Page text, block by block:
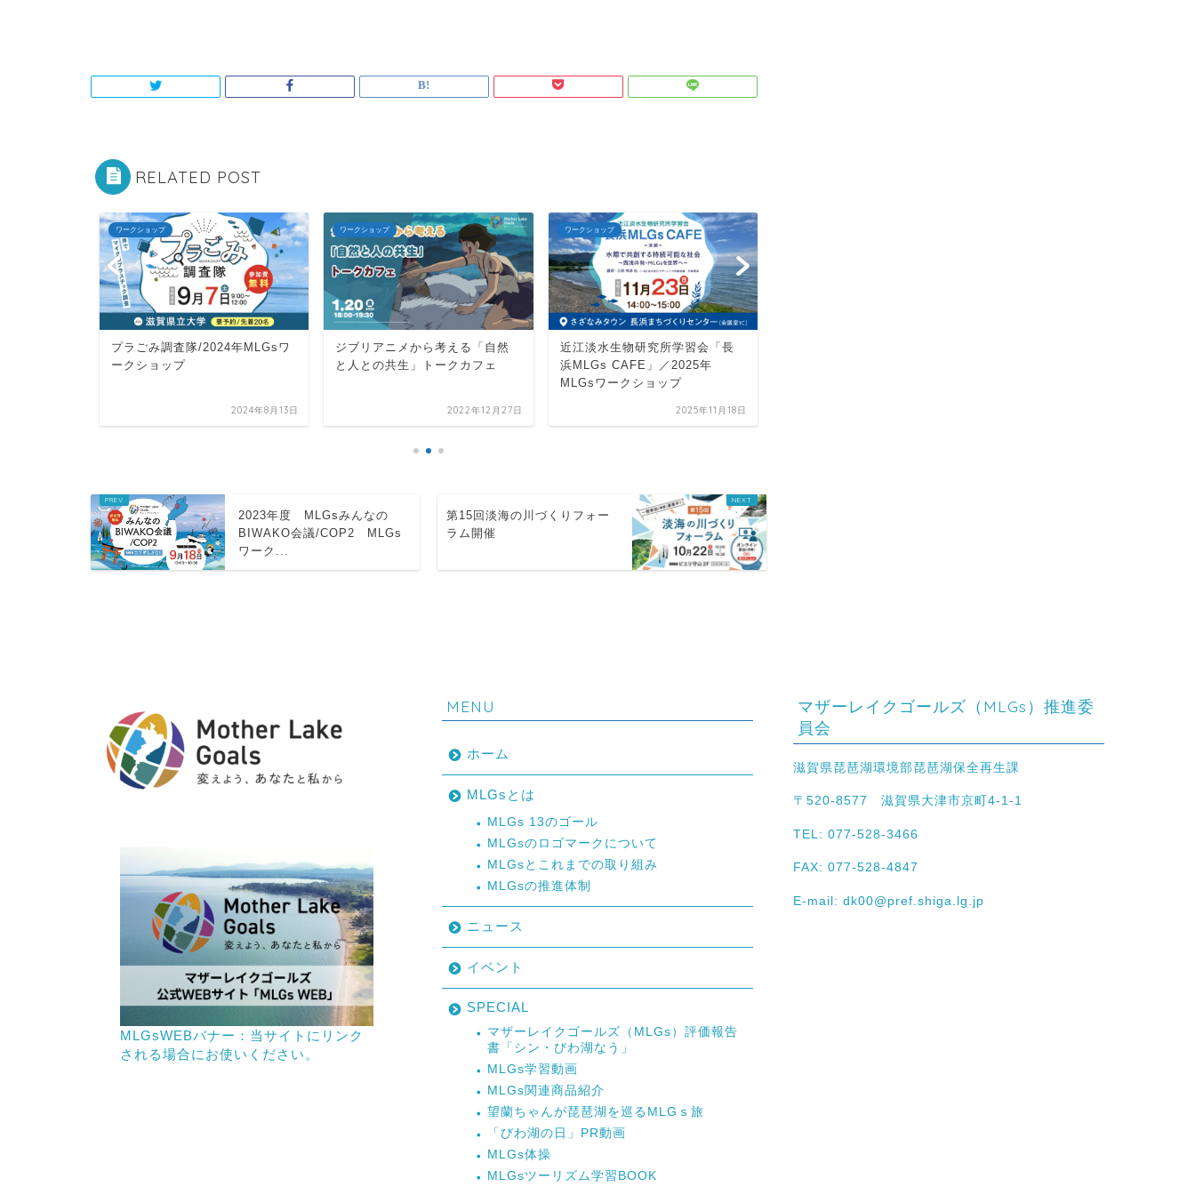
RELATED POST
ワークショップ
プラごみ調査隊/2024年MLGsワ
ークショップ
2024年8月13日
ワークショップ
ジブリアニメから考える「自然
と人との共生」トークカフェ
2022年12月27日
ワークショップ
近江淡水生物研究所学習会「長
浜MLGs CAFE」／2025年
MLGsワークショップ
2025年11月18日
2023年度 MLGsみんなの
BIWAKO会議/COP2 MLGs
ワーク...
第15回淡海の川づくりフォー
ラム開催
MLGsWEBバナー：当サイトにリンク
される場合にお使いください。
MENU
ホーム
MLGsとは
MLGs 13のゴール
MLGsのロゴマークについて
MLGsとこれまでの取り組み
MLGsの推進体制
ニュース
イベント
SPECIAL
マザーレイクゴールズ（MLGs）評価報告
書「シン・びわ湖なう」
MLGs学習動画
MLGs関連商品紹介
望蘭ちゃんが琵琶湖を巡るMLGｓ旅
「びわ湖の日」PR動画
MLGs体操
MLGsツーリズム学習BOOK
マザーレイクゴールズ（MLGs）推進委
員会
滋賀県琵琶湖環境部琵琶湖保全再生課
〒520-8577 滋賀県大津市京町4-1-1
TEL: 077-528-3466
FAX: 077-528-4847
E-mail: dk00@pref.shiga.lg.jp